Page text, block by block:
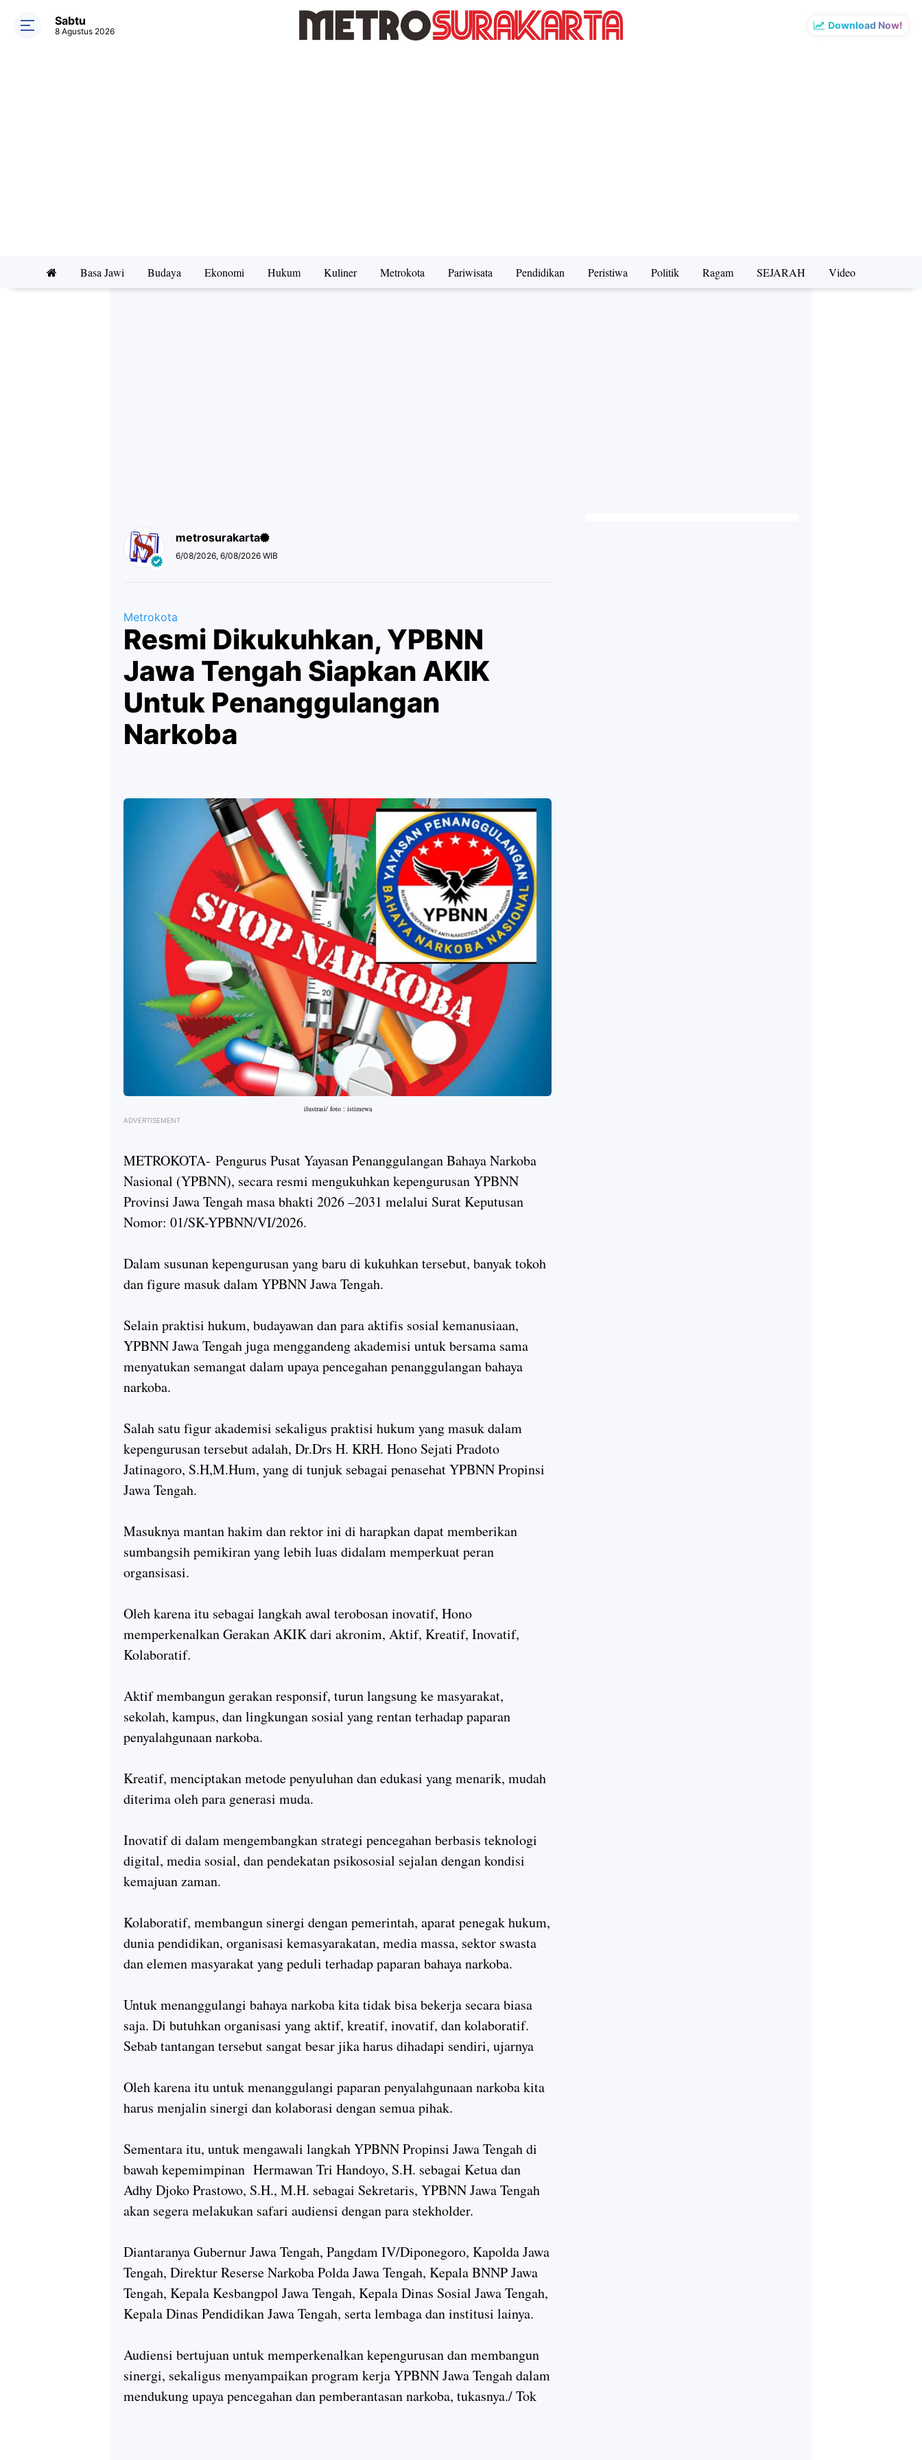
Download Now!
Sabtu
8 Agustus 2026
Basa Jawi Budaya Ekonomi Hukum Kuliner Metrokota Pariwisata Pendidikan Peristiwa Politik Ragam SEJARAH Video
metrosurakarta
6/08/2026, 6/08/2026 WIB
Metrokota
Resmi Dikukuhkan, YPBNN
Jawa Tengah Siapkan AKIK
Untuk Penanggulangan
Narkoba
ilustrasi/ foto : istimewa
ADVERTISEMENT
METROKOTA- Pengurus Pusat Yayasan Penanggulangan Bahaya Narkoba
Nasional (YPBNN), secara resmi mengukuhkan kepengurusan YPBNN
Provinsi Jawa Tengah masa bhakti 2026 –2031 melalui Surat Keputusan
Nomor: 01/SK-YPBNN/VI/2026.
Dalam susunan kepengurusan yang baru di kukuhkan tersebut, banyak tokoh
dan figure masuk dalam YPBNN Jawa Tengah.
Selain praktisi hukum, budayawan dan para aktifis sosial kemanusiaan,
YPBNN Jawa Tengah juga menggandeng akademisi untuk bersama sama
menyatukan semangat dalam upaya pencegahan penanggulangan bahaya
narkoba.
Salah satu figur akademisi sekaligus praktisi hukum yang masuk dalam
kepengurusan tersebut adalah, Dr.Drs H. KRH. Hono Sejati Pradoto
Jatinagoro, S.H,M.Hum, yang di tunjuk sebagai penasehat YPBNN Propinsi
Jawa Tengah.
Masuknya mantan hakim dan rektor ini di harapkan dapat memberikan
sumbangsih pemikiran yang lebih luas didalam memperkuat peran
organsisasi.
Oleh karena itu sebagai langkah awal terobosan inovatif, Hono
memperkenalkan Gerakan AKIK dari akronim, Aktif, Kreatif, Inovatif,
Kolaboratif.
Aktif membangun gerakan responsif, turun langsung ke masyarakat,
sekolah, kampus, dan lingkungan sosial yang rentan terhadap paparan
penyalahgunaan narkoba.
Kreatif, menciptakan metode penyuluhan dan edukasi yang menarik, mudah
diterima oleh para generasi muda.
Inovatif di dalam mengembangkan strategi pencegahan berbasis teknologi
digital, media sosial, dan pendekatan psikososial sejalan dengan kondisi
kemajuan zaman.
Kolaboratif, membangun sinergi dengan pemerintah, aparat penegak hukum,
dunia pendidikan, organisasi kemasyarakatan, media massa, sektor swasta
dan elemen masyarakat yang peduli terhadap paparan bahaya narkoba.
Untuk menanggulangi bahaya narkoba kita tidak bisa bekerja secara biasa
saja. Di butuhkan organisasi yang aktif, kreatif, inovatif, dan kolaboratif.
Sebab tantangan tersebut sangat besar jika harus dihadapi sendiri, ujarnya
Oleh karena itu untuk menanggulangi paparan penyalahgunaan narkoba kita
harus menjalin sinergi dan kolaborasi dengan semua pihak.
Sementara itu, untuk mengawali langkah YPBNN Propinsi Jawa Tengah di
bawah kepemimpinan Hermawan Tri Handoyo, S.H. sebagai Ketua dan
Adhy Djoko Prastowo, S.H., M.H. sebagai Sekretaris, YPBNN Jawa Tengah
akan segera melakukan safari audiensi dengan para stekholder.
Diantaranya Gubernur Jawa Tengah, Pangdam IV/Diponegoro, Kapolda Jawa
Tengah, Direktur Reserse Narkoba Polda Jawa Tengah, Kepala BNNP Jawa
Tengah, Kepala Kesbangpol Jawa Tengah, Kepala Dinas Sosial Jawa Tengah,
Kepala Dinas Pendidikan Jawa Tengah, serta lembaga dan institusi lainya.
Audiensi bertujuan untuk memperkenalkan kepengurusan dan membangun
sinergi, sekaligus menyampaikan program kerja YPBNN Jawa Tengah dalam
mendukung upaya pencegahan dan pemberantasan narkoba, tukasnya./ Tok